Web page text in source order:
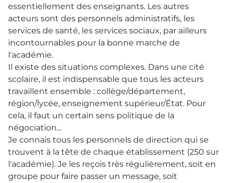
essentiellement des enseignants. Les autres
acteurs sont des personnels administratifs, les
services de santé, les services sociaux, par ailleurs
incontournables pour la bonne marche de
l'académie.
Il existe des situations complexes. Dans une cité
scolaire, il est indispensable que tous les acteurs
travaillent ensemble : collège/département,
région/lycée, enseignement supérieur/État. Pour
cela, il faut un certain sens politique de la
négociation…
Je connais tous les personnels de direction qui se
trouvent à la tête de chaque établissement (250 sur
l'académie). Je les reçois très régulièrement, soit en
groupe pour faire passer un message, soit